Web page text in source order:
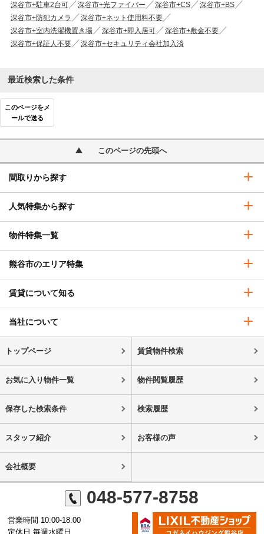
深谷市+駐車2台可
深谷市+光ファイバー 深谷市+CS
深谷市+BS
深谷市+防犯カメラ
深谷市+ネット使用料不要
深谷市+室内洗濯機置き場
深谷市+即入居可
深谷市+敷金不要
深谷市+保証人不要
深谷市+セキュリティ会社加入済
最近検索した条件
このページをメ
ールで送る
このページの先頭へ
間取りから探す
人気特集から探す
物件特集一覧
熊谷市のエリア特集
賃貸について知る
当社について
トップページ 賃貸物件検索
お気に入り物件一覧 物件閲覧履歴
保存した検索条件 検索履歴
スタッフ紹介 お客様の声
会社概要
048-577-8758
営業時間 10:00-18:00
定休日 毎週水曜日